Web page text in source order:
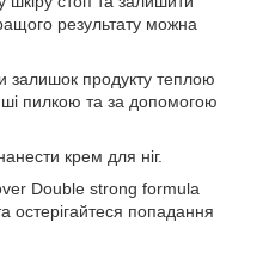
результату можна
залишок продукту теплою
пилкою та за допомогою
крем для ніг.
Double strong formula
остерігайтеся попадання